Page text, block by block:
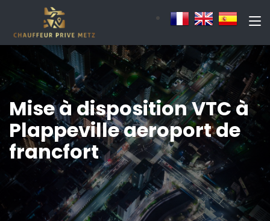
Mise à disposition VTC à
Plappeville aeroport de
francfort